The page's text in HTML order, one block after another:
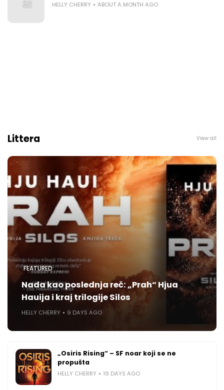
HELLY CHERRY ABOUT A MONTH AGO
Littera View all
FEATURED
Nada kao poslednja reč: „Prah“ Hjua
Hauija i kraj trilogije Silos
HELLY CHERRY 9 DAYS AGO
„Osiris Rising“ – SF noar koji se ne
propušta
HELLY CHERRY 19 DAYS AGO